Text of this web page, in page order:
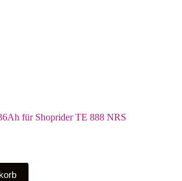
für Shoprider TE 888 NRS